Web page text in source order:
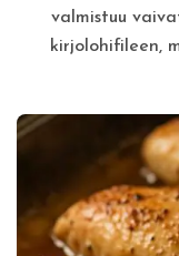
valmistuu
kirjolohifileen,